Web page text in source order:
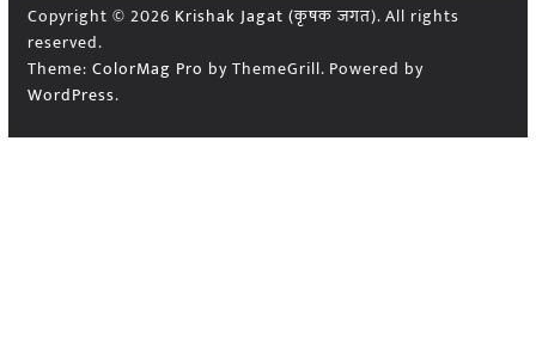
Copyright © 2026 Krishak Jagat (कृषक जगत). All rights
reserved.
Theme: ColorMag Pro by ThemeGrill. Powered by
WordPress.